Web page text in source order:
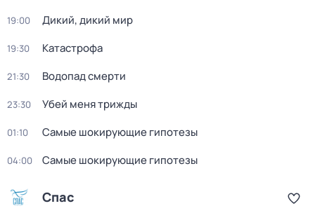
19:00 Дикий, дикий мир
19:30 Катастрофа
21:30 Водопад смерти
23:30 Убей меня трижды
01:10 Самые шoкиpующие гипотезы
04:00 Самые шoкиpующие гипотезы
Спас